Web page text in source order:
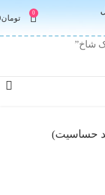
0
تومان
شاخ”
حساسیت)